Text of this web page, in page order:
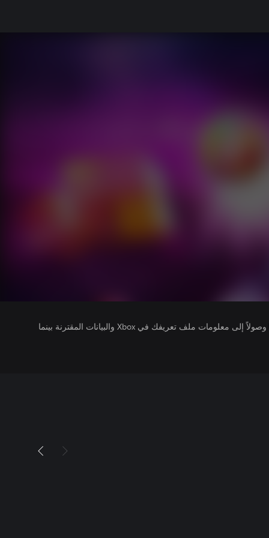
يتلقى ناشرو الألعاب التي تقوم بتشغيلها وصولاً إلى معلومات ملف تعريفك في Xbox والبيانات المقترنة بينما